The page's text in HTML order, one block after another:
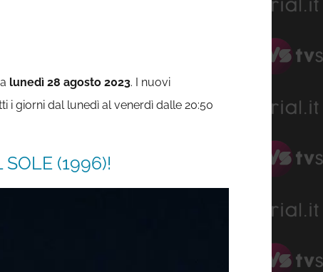
lunedì 28 agosto 2023. I nuovi
giorni dal lunedì al venerdì dalle 20:50
SOLE (1996)!